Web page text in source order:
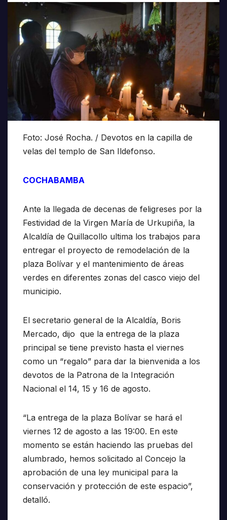
Foto: José Rocha. / Devotos en la capilla de
velas del templo de San Ildefonso.
COCHABAMBA
Ante la llegada de decenas de feligreses por la
Festividad de la Virgen María de Urkupiña, la
Alcaldía de Quillacollo ultima los trabajos para
entregar el proyecto de remodelación de la
plaza Bolívar y el mantenimiento de áreas
verdes en diferentes zonas del casco viejo del
municipio.
El secretario general de la Alcaldía, Boris
Mercado, dijo que la entrega de la plaza
principal se tiene previsto hasta el viernes
como un “regalo” para dar la bienvenida a los
devotos de la Patrona de la Integración
Nacional el 14, 15 y 16 de agosto.
“La entrega de la plaza Bolívar se hará el
viernes 12 de agosto a las 19:00. En este
momento se están haciendo las pruebas del
alumbrado, hemos solicitado al Concejo la
aprobación de una ley municipal para la
conservación y protección de este espacio”,
detalló.